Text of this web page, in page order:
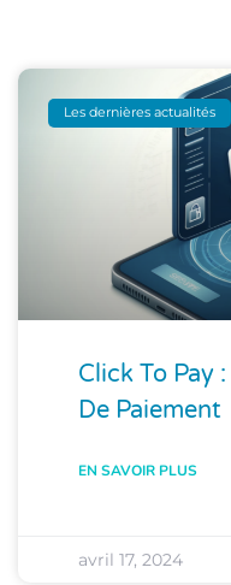
Les dernières actualités
Click To Pay
De Paiement
EN SAVOIR PLUS
avril 17, 2024